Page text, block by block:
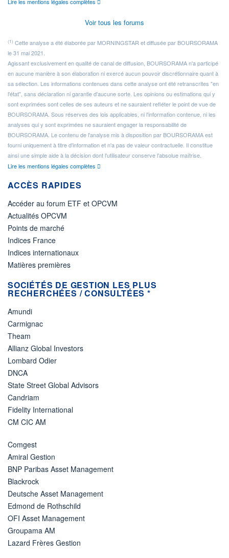
Lire les mentions légales complètes
Voir tous les forums
(1) Cette analyse a été élaborée par MORNINGSTAR et diffusée par BOURSORAMA
le 31 mai 2021.
Agissant exclusivement en qualité de canal de diffusion, BOURSORAMA n'a participé
en aucune manière à son élaboration ni exercé aucun pouvoir discrétionnaire quant à
sa sélection. Les informations contenues dans cette analyse ont été retranscrites "en
l'état", sans déclaration ni garantie d'aucune sorte. Les opinions ou estimations qui y
sont exprimées sont celles de ses auteurs et ne sauraient refléter le point de vue de
BOURSORAMA. Sous réserves des lois applicables, ni l'information contenue, ni les
analyses qui y sont exprimées ne sauraient engager la responsabilité de
BOURSORAMA. Le contenu de l'analyse mis à disposition par BOURSORAMA est
fourni uniquement à titre d'information et n'a pas de valeur contractuelle. Il constitue
ainsi une simple aide à la décision dont l'utilisateur conserve l'absolue maîtrise.
Lire les mentions légales complètes
ACCÈS RAPIDES
Accéder au forum ETF et OPCVM
Actualités OPCVM
Points de marché
Indices France
Indices internationaux
Matières premières
SOCIÉTÉS DE GESTION LES PLUS
RECHERCHÉES / CONSULTÉES *
Amundi
Carmignac
Theam
Allianz Global Investors
Lombard Odier
DNCA
State Street Global Advisors
Candriam
Fidelity International
CM CIC AM
Comgest
Amiral Gestion
BNP Paribas Asset Management
Blackrock
Deutsche Asset Management
Edmond de Rothschild
OFI Asset Management
Groupama AM
Lazard Frères Gestion